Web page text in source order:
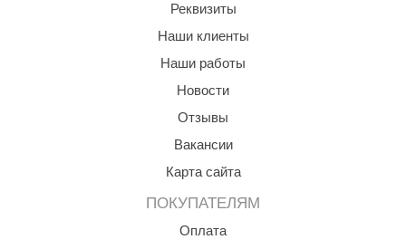
Реквизиты
Наши клиенты
Наши работы
Новости
Отзывы
Вакансии
Карта сайта
ПОКУПАТЕЛЯМ
Оплата